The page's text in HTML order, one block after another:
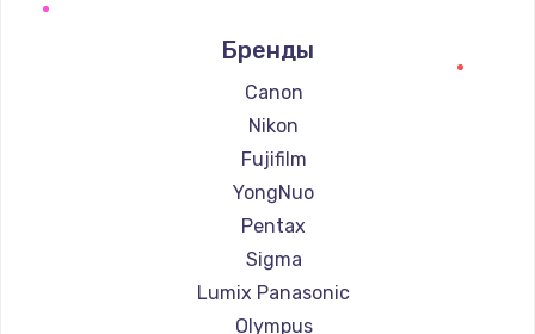
Ремонт фотоаппаратов LUMIX
Ремонт фотоаппаратов Kodak
Ремонт фотоаппаратов Blackmagic
Бренды
Canon
Nikon
Fujifilm
YongNuo
Pentax
Sigma
Lumix Panasonic
Olympus